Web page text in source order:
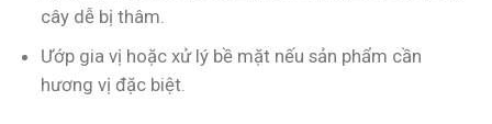
cây dễ bị thâm.
Ướp gia vị hoặc xử lý bề mặt nếu sản phẩm cần
hương vị đặc biệt.